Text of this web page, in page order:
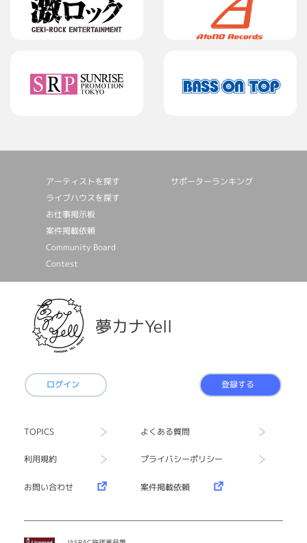
アーティストを探す
ライブハウスを探す
お仕事掲⽰板
案件掲載依頼
Community Board
Contest
サポーターランキング
夢カナYell
ログイン 登録する
TOPICS よくある質問
利用規約 プライバシーポリシー
お問い合わせ 案件掲載依頼